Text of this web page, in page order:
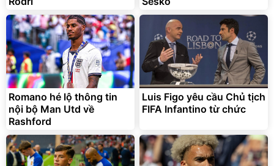
Romano hé lộ thông tin
nội bộ Man Utd về
Rashford
Luis Figo yêu cầu Chủ tịch
FIFA Infantino từ chức